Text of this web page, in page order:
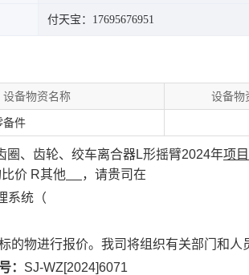
WZ[2024]6071
付天宝：17695676951
设备物资名称 设备物
备件
圈、齿轮、绞车离合器L形摇臂2024年项
价 R其他
，请贵司在
系统（
的物进行报价。我司将组织有关部门和
： SJ-WZ[2024]6071